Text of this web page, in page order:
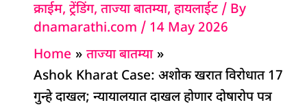
क्राईम,ट्रेंडिंग,ताज्या बातम्या,हायलाईट/ By
dnamarathi.com / 14 May 2026
Home
ताज्या बातम्या
Ashok Kharat Case: अशोक खरात विरोधात 17
गुन्हे दाखल; न्यायालयात दाखल होणार दोषारोप पत्र